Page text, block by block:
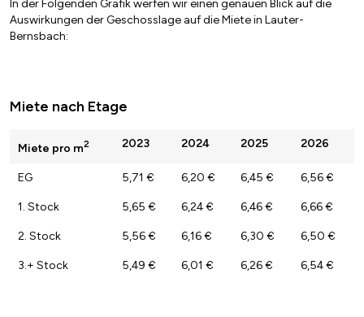
In der Folgenden Grafik werfen wir einen genauen Blick auf die
Auswirkungen der Geschosslage auf die Miete in Lauter-
Bernsbach:
Miete nach Etage
Miete pro m2 2023 2024 2025 2026
EG 5,71 € 6,20 € 6,45 € 6,56 €
1. Stock 5,65 € 6,24 € 6,46 € 6,66 €
2. Stock 5,56 € 6,16 € 6,30 € 6,50 €
3.+ Stock 5,49 € 6,01 € 6,26 € 6,54 €